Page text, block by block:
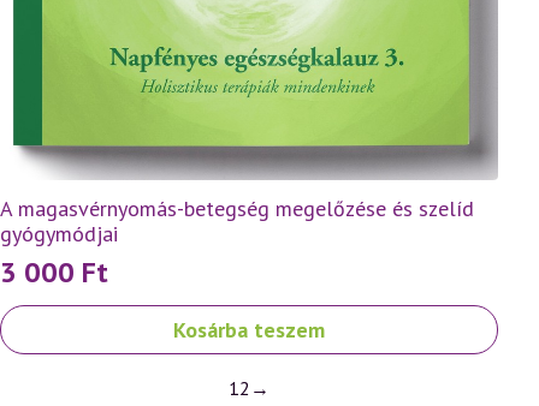
A magasvérnyomás-betegség megelőzése és szelíd
gyógymódjai
3 000 Ft
Kosárba teszem
12 →